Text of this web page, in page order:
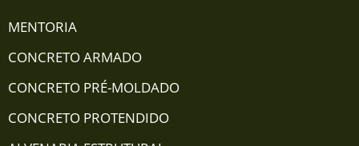
MENTORIA
CONCRETO ARMADO
CONCRETO PRÉ-MOLDADO
CONCRETO PROTENDIDO